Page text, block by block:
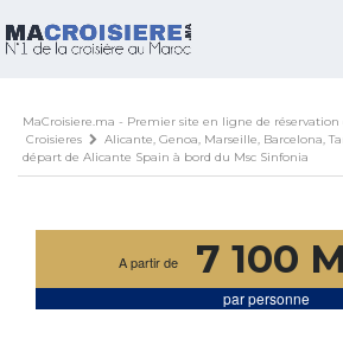
MaCroisiere.ma - Premier site en ligne de réservation
Croisieres
Alicante, Genoa, Marseille, Barcelona,
départ de Alicante Spain à bord du Msc Sinfonia
A partir de 7 100
par personne